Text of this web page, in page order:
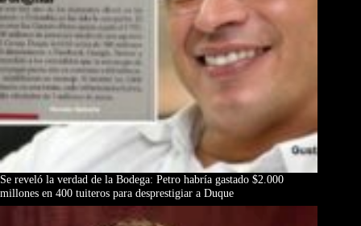
Se reveló la verdad de la Bodega: Petro habría gastado $2.000
millones en 400 tuiteros para desprestigiar a Duque